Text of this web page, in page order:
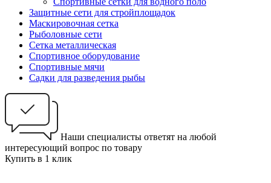
Защитные сети для стройплощадок
Маскировочная сетка
Рыболовные сети
Сетка металлическая
Спортивное оборудование
Спортивные мячи
Садки для разведения рыбы
Наши специалисты ответят на любой
интересующий вопрос по товару
Купить в 1 клик